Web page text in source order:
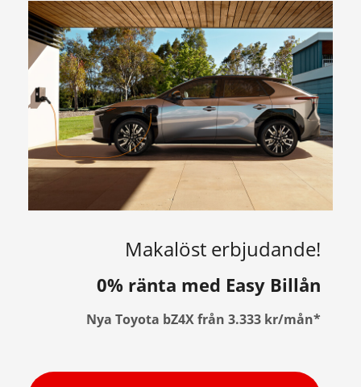
Makalöst erbjudande!
0% ränta med Easy Billån
Nya Toyota bZ4X från 3.333 kr/mån*